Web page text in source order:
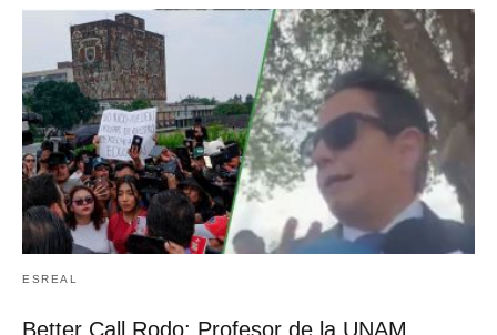
ESREAL
Better Call Rodo: Profesor de la UNAM